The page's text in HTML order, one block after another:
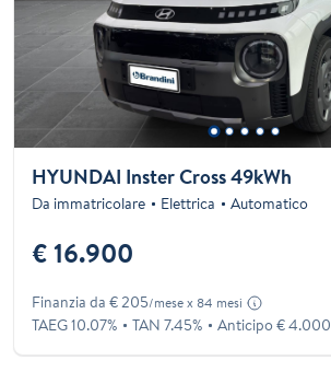
HYUNDAI Inster Cross 49kWh
Da immatricolare Elettrica Automatico
€ 16.900
Finanzia da € 205/mese x 84 mesi
TAEG 10.07% TAN 7.45% Anticipo € 4.000